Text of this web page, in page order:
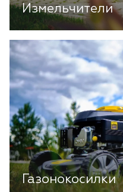
Измельчители
Газонокосилки